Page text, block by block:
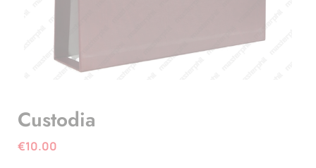
Custodia
€10.00